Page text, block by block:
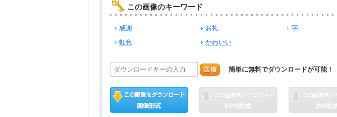
この画像のキーワード
感謝 お礼 字
虹色
かわいい
送信 簡単に無料でダウンロードが可能！